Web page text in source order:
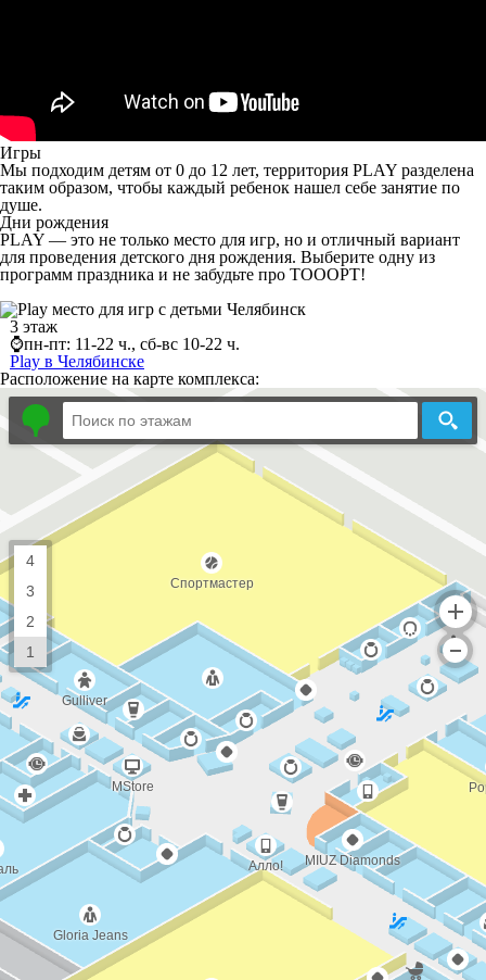
Игры
Мы подходим детям от 0 до 12 лет, территория PLAY разделена
таким образом, чтобы каждый ребенок нашел себе занятие по
душе.
Дни рождения
PLAY — это не только место для игр, но и отличный вариант
для проведения детского дня рождения. Выберите одну из
программ праздника и не забудьте про ТОООРТ!
3 этаж
⌚пн-пт: 11-22 ч., сб-вс 10-22 ч.
Play в Челябинске
Расположение на карте комплекса: